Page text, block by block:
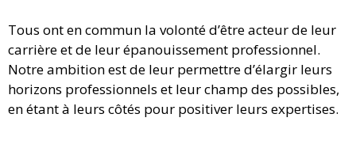
Tous ont en commun la volonté d’être acteur de leur
carrière et de leur épanouissement professionnel.
Notre ambition est de leur permettre d’élargir leurs
horizons professionnels et leur champ des possibles,
en étant à leurs côtés pour positiver leurs expertises.